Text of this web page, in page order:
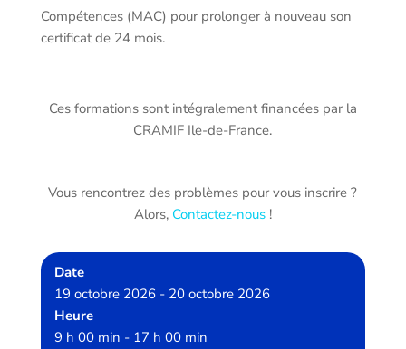
Compétences (MAC) pour prolonger à nouveau son
certificat de 24 mois.
Ces formations sont intégralement financées par la
CRAMIF Ile-de-France.
Vous rencontrez des problèmes pour vous inscrire ?
Alors, Contactez-nous!
Date
19 octobre 2026 - 20 octobre 2026
Heure
9 h 00 min - 17 h 00 min